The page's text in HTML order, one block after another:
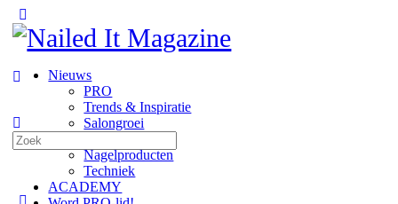
Side
Panel
Nieuws
PRO
Trends & Inspiratie
Salongroei
Nagelproducten
Techniek
ACADEMY
Zoeken
naar: